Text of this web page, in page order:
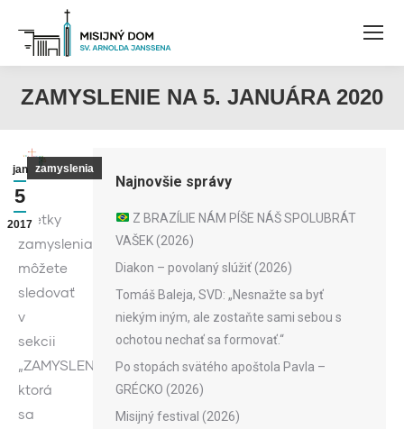
ZAMYSLENIE NA 5. JANUÁRA 2020
jan
5
2017
zamyslenia
Všetky
zamyslenia
môžete
sledovať
v
sekcii
„ZAMYSLENIA“,
ktorá
sa
Najnovšie správy
Z BRAZÍLIE NÁM PÍŠE NÁŠ SPOLUBRÁT
VAŠEK (2026)
Diakon – povolaný slúžiť (2026)
Tomáš Baleja, SVD: „Nesnažte sa byť
niekým iným, ale zostaňte sami sebou s
ochotou nechať sa formovať.“
Po stopách svätého apoštola Pavla –
GRÉCKO (2026)
Misijný festival (2026)